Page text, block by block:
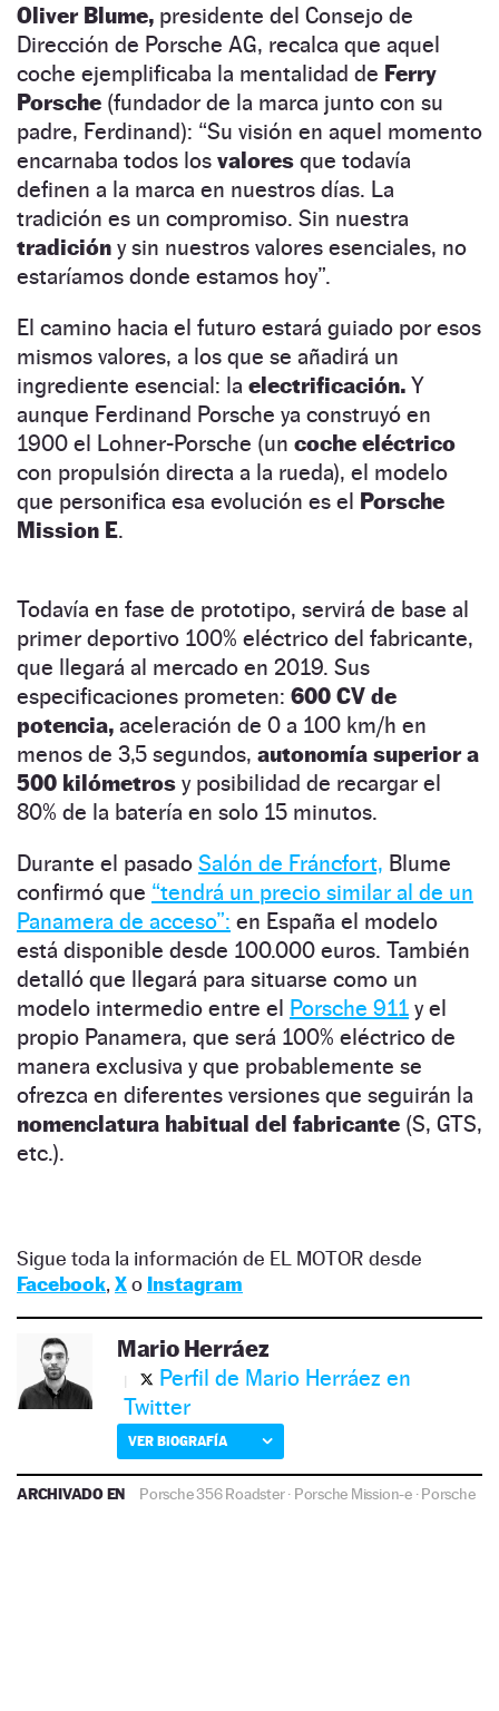
Oliver Blume, presidente del Consejo de
Dirección de Porsche AG, recalca que aquel
coche ejemplificaba la mentalidad de Ferry
Porsche (fundador de la marca junto con su
padre, Ferdinand): “Su visión en aquel momento
encarnaba todos los valores que todavía
definen a la marca en nuestros días. La
tradición es un compromiso. Sin nuestra
tradición y sin nuestros valores esenciales, no
estaríamos donde estamos hoy”.
El camino hacia el futuro estará guiado por esos
mismos valores, a los que se añadirá un
ingrediente esencial: la electrificación. Y
aunque Ferdinand Porsche ya construyó en
1900 el Lohner-Porsche (un coche eléctrico
con propulsión directa a la rueda), el modelo
que personifica esa evolución es el Porsche
Mission E.
Todavía en fase de prototipo, servirá de base al
primer deportivo 100% eléctrico del fabricante,
que llegará al mercado en 2019. Sus
especificaciones prometen: 600 CV de
potencia, aceleración de 0 a 100 km/h en
menos de 3,5 segundos, autonomía superior a
500 kilómetros y posibilidad de recargar el
80% de la batería en solo 15 minutos.
Durante el pasado Salón de Fráncfort, Blume
confirmó que “tendrá un precio similar al de un
Panamera de acceso”: en España el modelo
está disponible desde 100.000 euros. También
detalló que llegará para situarse como un
modelo intermedio entre el Porsche 911 y el
propio Panamera, que será 100% eléctrico de
manera exclusiva y que probablemente se
ofrezca en diferentes versiones que seguirán la
nomenclatura habitual del fabricante (S, GTS,
etc.).
Sigue toda la información de EL MOTOR desde
Facebook, Xo Instagram
Mario Herráez
Perfil de Mario Herráez en
Twitter
VER BIOGRAFÍA
ARCHIVADO EN Porsche 356 Roadster· Porsche Mission-e·Porsche